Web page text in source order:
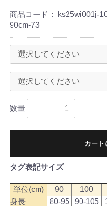
商品コード：
ks25wi001j-
90cm-73
数量
カート
タグ表記サイズ
単位(cm) 90 100
身長
80-95 90-105